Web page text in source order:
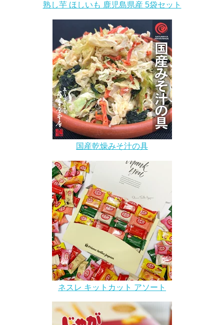
熟し芋 ほしいも 鹿児島県産 5袋セット
国産乾燥みそ汁の具
ネスレ キットカット アソート